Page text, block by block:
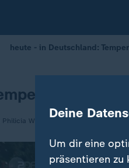
heute - in Deutschland:
in
Philicia WithneyDeine
Um dir eine
präsentieren zu